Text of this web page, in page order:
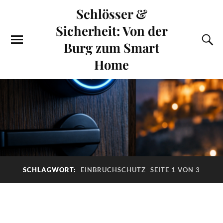
Schlösser &
Sicherheit: Von der
Burg zum Smart
Home
SCHLAGWORT: EINBRUCHSCHUTZ SEITE 1 VON 3